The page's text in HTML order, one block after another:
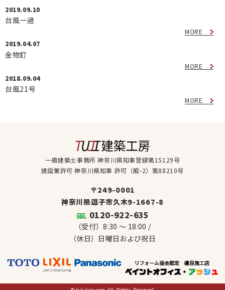
2019.09.10
台風一過
MORE
2019.04.07
金物釘
MORE
2018.09.04
台風21号
MORE
一級建築士事務所 神奈川県知事登録第15129号
建設業許可 神奈川県知事 許可（般-2）第88210号
〒249-0001
神奈川県逗子市久木9-1667-8
0120-922-635
（受付）8:30 ～ 18:00 /
（休日）日曜日および祝日